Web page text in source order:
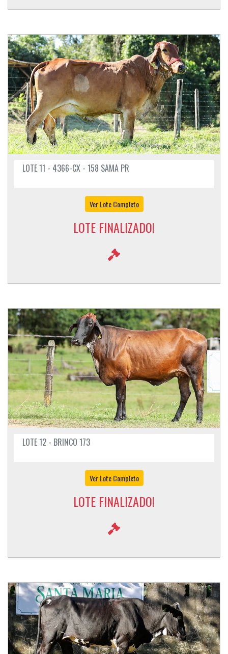
LOTE 11 - 4366-CX - 158 SAMA PR
Ver Lote Completo
LOTE FINALIZADO!
LOTE 12 - BRINCO 173
Ver Lote Completo
LOTE FINALIZADO!